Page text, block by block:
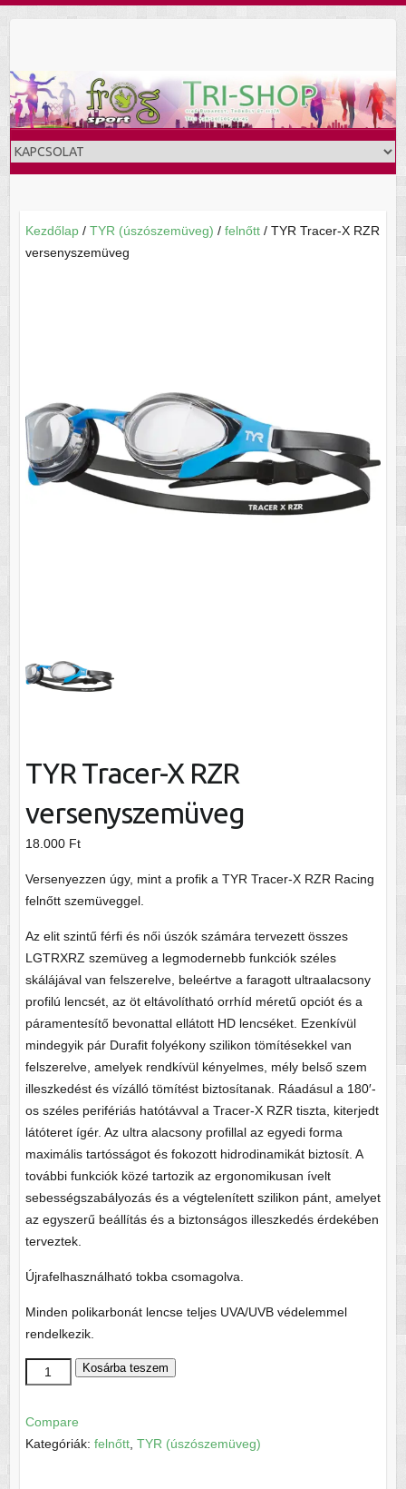
Kezdőlap/ TYR (úszószemüveg) / felnőtt/ TYR Tracer-X RZR
versenyszemüveg
TYR Tracer-X RZR
versenyszemüveg
18.000 Ft
Versenyezzen úgy, mint a profik a TYR Tracer-X RZR Racing
felnőtt szemüveggel.
Az elit szintű férfi és női úszók számára tervezett összes
LGTRXRZ szemüveg a legmodernebb funkciók széles
skálájával van felszerelve, beleértve a faragott ultraalacsony
profilú lencsét, az öt eltávolítható orrhíd méretű opciót és a
páramentesítő bevonattal ellátott HD lencséket. Ezenkívül
mindegyik pár Durafit folyékony szilikon tömítésekkel van
felszerelve, amelyek rendkívül kényelmes, mély belső szem
illeszkedést és vízálló tömítést biztosítanak. Ráadásul a 180′-
os széles perifériás hatótávval a Tracer-X RZR tiszta, kiterjedt
látóteret ígér. Az ultra alacsony profillal az egyedi forma
maximális tartósságot és fokozott hidrodinamikát biztosít. A
további funkciók közé tartozik az ergonomikusan ívelt
sebességszabályozás és a végtelenített szilikon pánt, amelyet
az egyszerű beállítás és a biztonságos illeszkedés érdekében
terveztek.
Újrafelhasználható tokba csomagolva.
Minden polikarbonát lencse teljes UVA/UVB védelemmel
rendelkezik.
TYR
Tracer-
versenyszemüveg
Kosárba teszem
Compare
Kategóriák: felnőtt, TYR (úszószemüveg)